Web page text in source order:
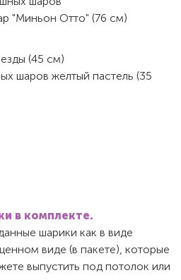
"Миньон Отто" (76 см)
(45 см)
шаров желтый пастель (35
в комплекте.
шарики как в виде
виде (в пакете), которые
выпустить под потолок или